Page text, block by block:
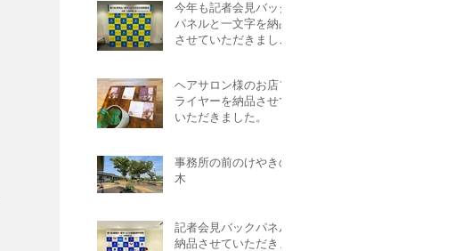
今年も記者会見バック
パネルと一文字を納品
させていただきまし
ヘアサロン様のお店フ
ライヤーを納品させて
いただきました。
事務所の前のけやきの
木
記者会見バックパネル
納品させていただきま